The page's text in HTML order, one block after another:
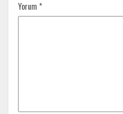
Yorum *